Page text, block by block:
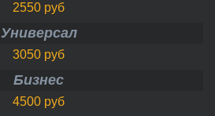
2550 руб
Универсал
3050 руб
Бизнес
4500 руб